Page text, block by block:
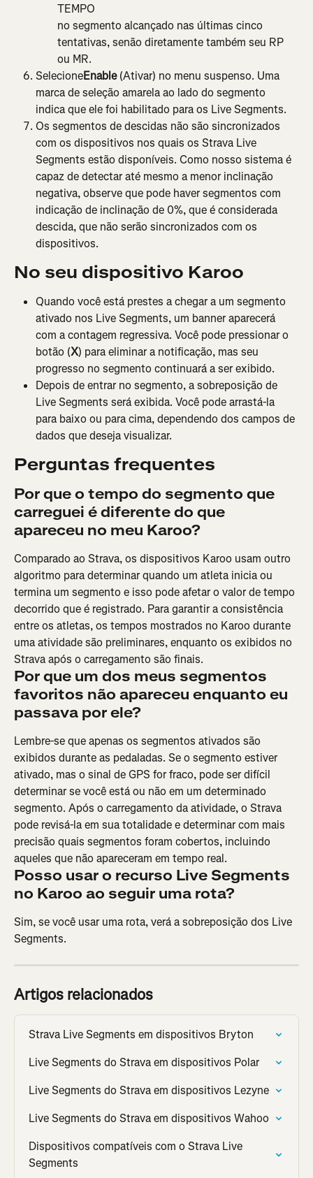
TEMPO
no segmento alcançado nas últimas cinco
tentativas, senão diretamente também seu RP
ou MR.
SelecioneEnable (Ativar) no menu suspenso. Uma
marca de seleção amarela ao lado do segmento
indica que ele foi habilitado para os Live Segments.
Os segmentos de descidas não são sincronizados
com os dispositivos nos quais os Strava Live
Segments estão disponíveis. Como nosso sistema é
capaz de detectar até mesmo a menor inclinação
negativa, observe que pode haver segmentos com
indicação de inclinação de 0%, que é considerada
descida, que não serão sincronizados com os
dispositivos.
No seu dispositivo Karoo
Quando você está prestes a chegar a um segmento
ativado nos Live Segments, um banner aparecerá
com a contagem regressiva. Você pode pressionar o
botão (X) para eliminar a notificação, mas seu
progresso no segmento continuará a ser exibido.
Depois de entrar no segmento, a sobreposição de
Live Segments será exibida. Você pode arrastá-la
para baixo ou para cima, dependendo dos campos de
dados que deseja visualizar.
Perguntas frequentes
Por que o tempo do segmento que
carreguei é diferente do que
apareceu no meu Karoo?
Comparado ao Strava, os dispositivos Karoo usam outro
algoritmo para determinar quando um atleta inicia ou
termina um segmento e isso pode afetar o valor de tempo
decorrido que é registrado. Para garantir a consistência
entre os atletas, os tempos mostrados no Karoo durante
uma atividade são preliminares, enquanto os exibidos no
Strava após o carregamento são finais.
Por que um dos meus segmentos
favoritos não apareceu enquanto eu
passava por ele?
Lembre-se que apenas os segmentos ativados são
exibidos durante as pedaladas. Se o segmento estiver
ativado, mas o sinal de GPS for fraco, pode ser difícil
determinar se você está ou não em um determinado
segmento. Após o carregamento da atividade, o Strava
pode revisá-la em sua totalidade e determinar com mais
precisão quais segmentos foram cobertos, incluindo
aqueles que não apareceram em tempo real.
Posso usar o recurso Live Segments
no Karoo ao seguir uma rota?
Sim, se você usar uma rota, verá a sobreposição dos Live
Segments.
Artigos relacionados
Strava Live Segments em dispositivos Bryton
Live Segments do Strava em dispositivos Polar
Live Segments do Strava em dispositivos Lezyne
Live Segments do Strava em dispositivos Wahoo
Dispositivos compatíveis com o Strava Live
Segments